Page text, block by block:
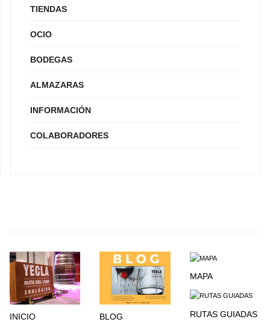
TIENDAS
OCIO
BODEGAS
ALMAZARAS
INFORMACIÓN
COLABORADORES
INICIO BLOG
MAPA
RUTAS GUIADAS